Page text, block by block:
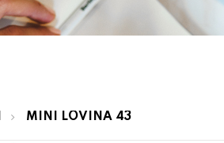
MINI LOVINA 43